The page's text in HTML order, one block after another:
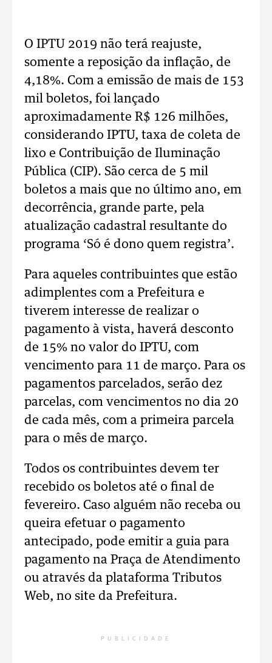
O IPTU 2019 não terá reajuste,
somente a reposição da inflação, de
4,18%. Com a emissão de mais de 153
mil boletos, foi lançado
aproximadamente R$ 126 milhões,
considerando IPTU, taxa de coleta de
lixo e Contribuição de Iluminação
Pública (CIP). São cerca de 5 mil
boletos a mais que no último ano, em
decorrência, grande parte, pela
atualização cadastral resultante do
programa ‘Só é dono quem registra’.
Para aqueles contribuintes que estão
adimplentes com a Prefeitura e
tiverem interesse de realizar o
pagamento à vista, haverá desconto
de 15% no valor do IPTU, com
vencimento para 11 de março. Para os
pagamentos parcelados, serão dez
parcelas, com vencimentos no dia 20
de cada mês, com a primeira parcela
para o mês de março.
Todos os contribuintes devem ter
recebido os boletos até o final de
fevereiro. Caso alguém não receba ou
queira efetuar o pagamento
antecipado, pode emitir a guia para
pagamento na Praça de Atendimento
ou através da plataforma Tributos
Web, no site da Prefeitura.
PUBLICIDADE